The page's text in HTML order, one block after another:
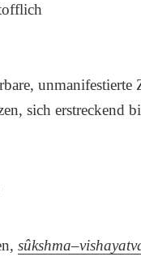
unmanifestierte
sich erstreckend
sûkshma–